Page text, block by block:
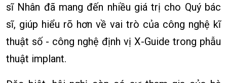
sĩ Nhân đã mang đến nhiều giá trị cho Quý bác
sĩ, giúp hiểu rõ hơn về vai trò của công nghệ kĩ
thuật số - công nghệ định vị X-Guide trong phẫu
thuật implant.